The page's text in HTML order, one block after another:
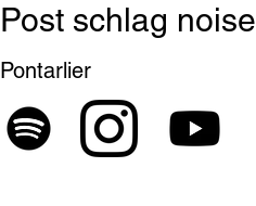
Post schlag noise
Pontarlier